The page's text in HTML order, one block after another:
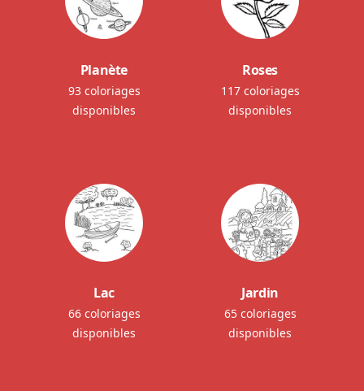
Planète
93 coloriages
disponibles
Roses
117 coloriages
disponibles
Lac
66 coloriages
disponibles
Jardin
65 coloriages
disponibles